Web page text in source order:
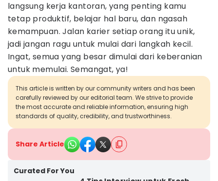
langsung kerja kantoran, yang penting kamu
tetap produktif, belajar hal baru, dan ngasah
kemampuan. Jalan karier setiap orang itu unik,
jadi jangan ragu untuk mulai dari langkah kecil.
Ingat, semua yang besar dimulai dari keberanian
untuk memulai. Semangat, ya!
This article is written by our community writers and has been
carefully reviewed by our editorial team. We strive to provide
the most accurate and reliable information, ensuring high
standards of quality, credibility, and trustworthiness.
Share Article
Curated For You